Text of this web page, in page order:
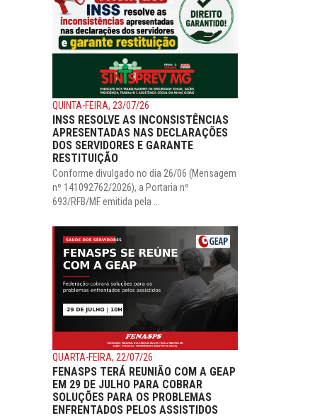
QUINTA-FEIRA, 23/07/26
INSS RESOLVE AS INCONSISTÊNCIAS
APRESENTADAS NAS DECLARAÇÕES
DOS SERVIDORES E GARANTE
RESTITUIÇÃO
Conforme divulgado no dia 26/06 (Mensagem
nº 141092762/2026), a Portaria nº
693/RFB/MF emitida pela ...
QUARTA-FEIRA, 22/07/26
FENASPS TERÁ REUNIÃO COM A GEAP
EM 29 DE JULHO PARA COBRAR
SOLUÇÕES PARA OS PROBLEMAS
ENFRENTADOS PELOS ASSISTIDOS